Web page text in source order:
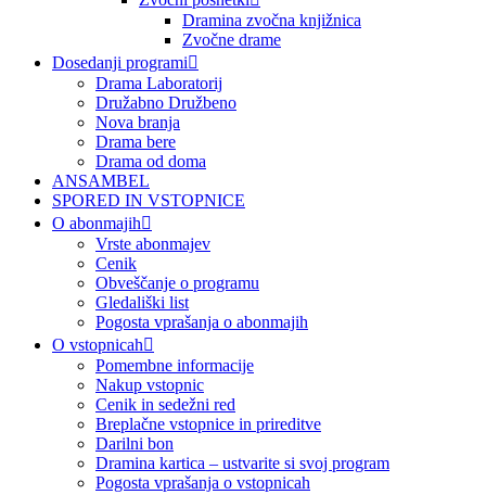
Dramina zvočna knjižnica
Zvočne drame
Dosedanji programi
Drama Laboratorij
Družabno Družbeno
Nova branja
Drama bere
Drama od doma
ANSAMBEL
SPORED IN VSTOPNICE
O abonmajih
Vrste abonmajev
Cenik
Obveščanje o programu
Gledališki list
Pogosta vprašanja o abonmajih
O vstopnicah
Pomembne informacije
Nakup vstopnic
Cenik in sedežni red
Breplačne vstopnice in prireditve
Darilni bon
Dramina kartica – ustvarite si svoj program
Pogosta vprašanja o vstopnicah